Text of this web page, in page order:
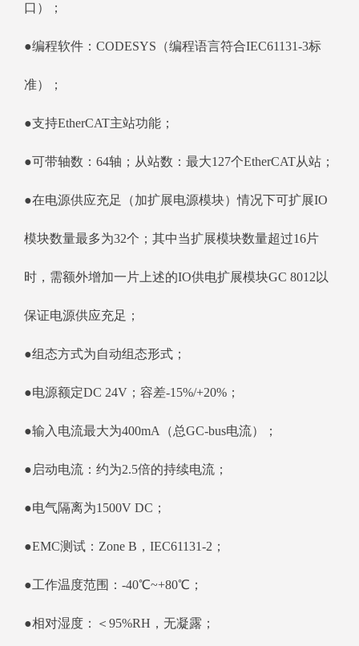
口）；
●编程软件：CODESYS（编程语言符合IEC61131-3标
准）；
●支持EtherCAT主站功能；
●可带轴数：64轴；从站数：最大127个EtherCAT从站；
●在电源供应充足（加扩展电源模块）情况下可扩展IO
模块数量最多为32个；其中当扩展模块数量超过16片
时，需额外增加一片上述的IO供电扩展模块GC 8012以
保证电源供应充足；
●组态方式为自动组态形式；
●电源额定DC 24V；容差-15%/+20%；
●输入电流最大为400mA（总GC-bus电流）；
●启动电流：约为2.5倍的持续电流；
●电气隔离为1500V DC；
●EMC测试：Zone B，IEC61131-2；
●工作温度范围：-40℃~+80℃；
●相对湿度：＜95%RH，无凝露；